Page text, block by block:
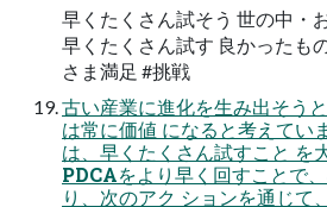
早くたくさん試そう 世の中・
早くたくさん試す 良かったも
さま満足 #挑戦
古い産業に進化を生み出そう
は常に価値 になると考えて
は、早くたくさん試すこと を
PDCAをより早く回すことで
り、次のアク ションを通じて